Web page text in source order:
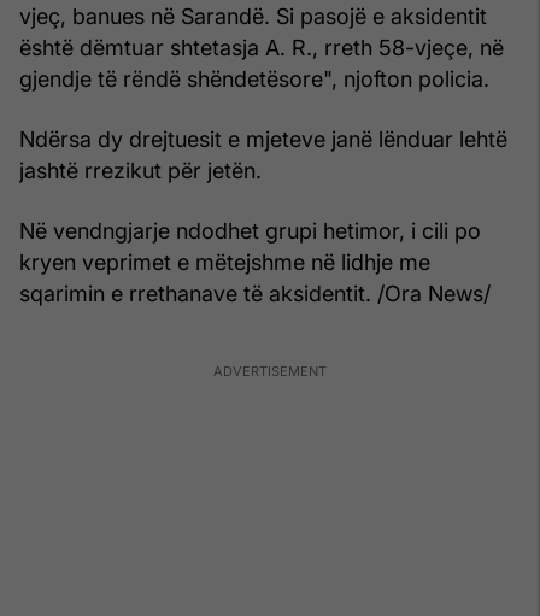
vjeç, banues në Sarandë. Si pasojë e aksidentit
është dëmtuar shtetasja A. R., rreth 58-vjeçe, në
gjendje të rëndë shëndetësore", njofton policia.
Ndërsa dy drejtuesit e mjeteve janë lënduar lehtë
jashtë rrezikut për jetën.
Në vendngjarje ndodhet grupi hetimor, i cili po
kryen veprimet e mëtejshme në lidhje me
sqarimin e rrethanave të aksidentit. /Ora News/